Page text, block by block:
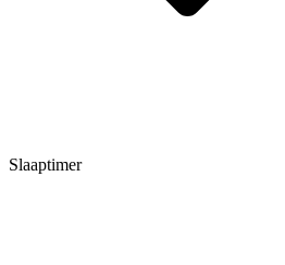
Slaaptimer